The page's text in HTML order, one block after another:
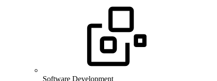
Software Development